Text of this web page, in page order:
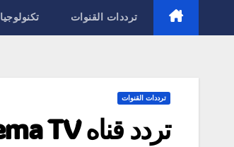
ترددات القنوات تكنولوجيا
ترددات القنوات
تردد قناه Rok Cinema TV لعام 2024: كل ما تحتاج معرفته